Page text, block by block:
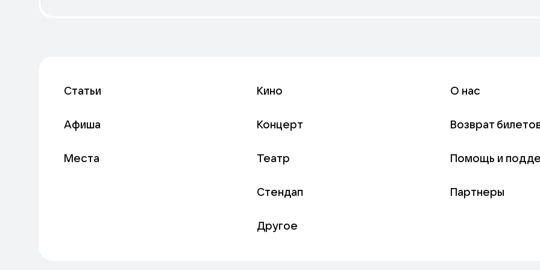
Статьи
Афиша
Места
Кино
Концерт
Театр
Стендап
Другое
О нас
Возврат
Помощь и
Партнеры